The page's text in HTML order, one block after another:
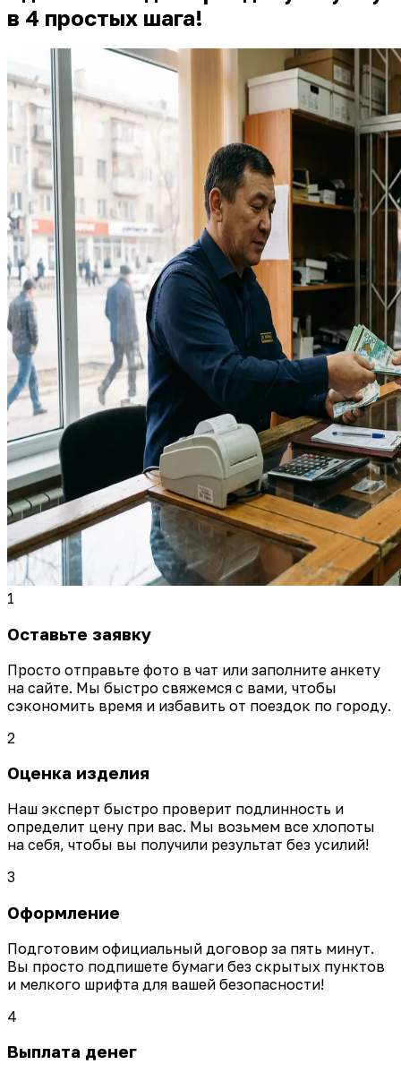
в 4 простых шага!
1
Оставьте заявку
Просто отправьте фото в чат или заполните анкету
на сайте. Мы быстро свяжемся с вами, чтобы
сэкономить время и избавить от поездок по городу.
2
Оценка изделия
Наш эксперт быстро проверит подлинность и
определит цену при вас. Мы возьмем все хлопоты
на себя, чтобы вы получили результат без усилий!
3
Оформление
Подготовим официальный договор за пять минут.
Вы просто подпишете бумаги без скрытых пунктов
и мелкого шрифта для вашей безопасности!
4
Выплата денег